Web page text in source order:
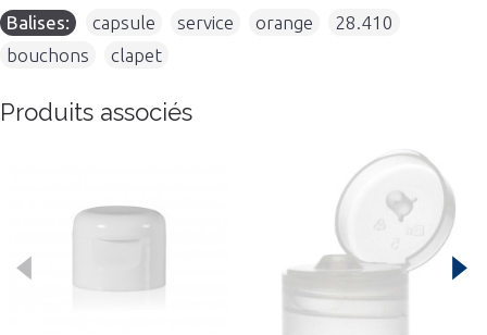
Balises: capsule service orange 28.410
bouchons
clapet
Produits associés